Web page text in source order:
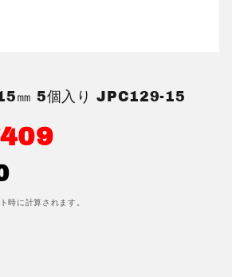
㎜ 5個入り JPC129-15
409
時に計算されます。